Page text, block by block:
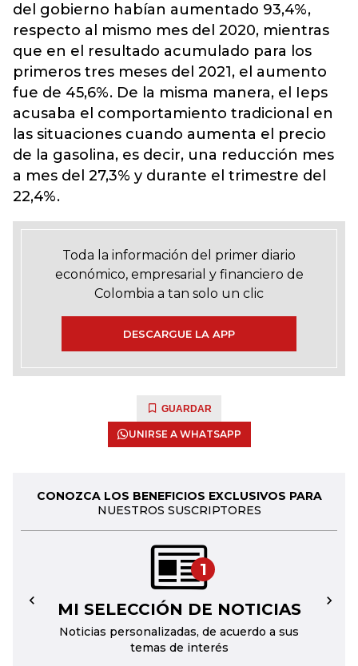
del gobierno habían aumentado 93,4%,
respecto al mismo mes del 2020, mientras
que en el resultado acumulado para los
primeros tres meses del 2021, el aumento
fue de 45,6%. De la misma manera, el Ieps
acusaba el comportamiento tradicional en
las situaciones cuando aumenta el precio
de la gasolina, es decir, una reducción mes
a mes del 27,3% y durante el trimestre del
22,4%.
Toda la información del primer diario
económico, empresarial y financiero de
Colombia a tan solo un clic
DESCARGUE LA APP
GUARDAR
UNIRSE A WHATSAPP
CONOZCA LOS BENEFICIOS EXCLUSIVOS PARA
NUESTROS SUSCRIPTORES
1
MI SELECCIÓN DE NOTICIAS
Noticias personalizadas, de acuerdo a sus
temas de interés
← →